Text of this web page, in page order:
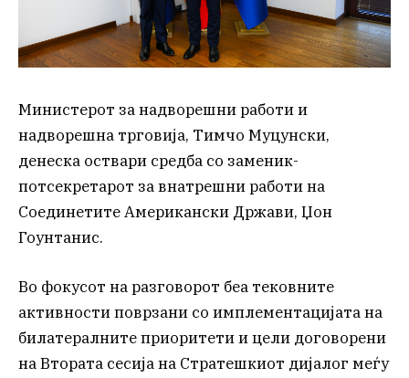
Министерот за надворешни работи и
надворешна трговија, Тимчо Муцунски,
денеска оствари средба со заменик-
потсекретарот за внатрешни работи на
Соединетите Американски Држави, Џон
Гоунтанис.
Во фокусот на разговорот беа тековните
активности поврзани со имплементацијата на
билатералните приоритети и цели договорени
на Втората сесија на Стратешкиот дијалог меѓу